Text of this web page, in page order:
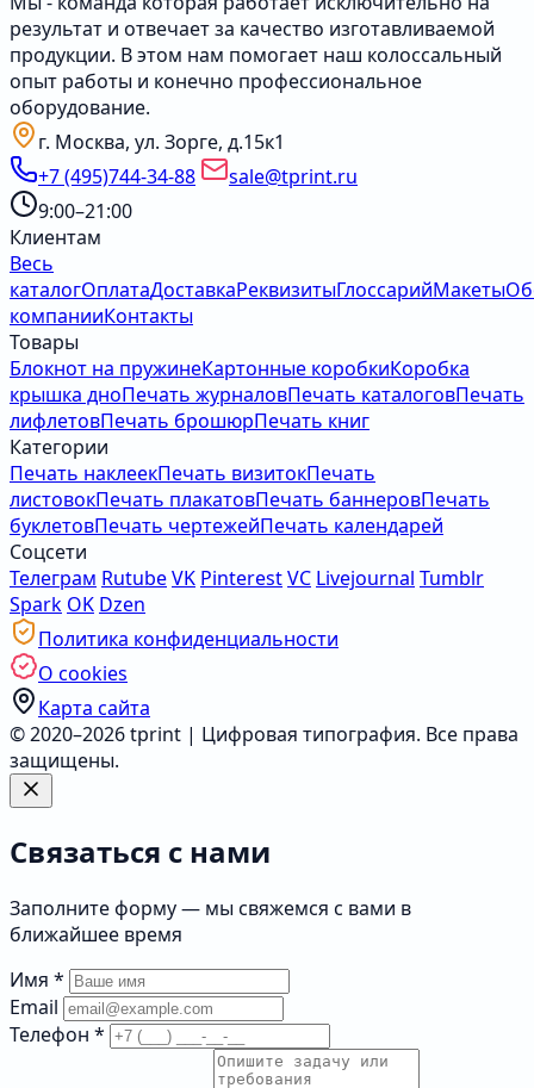
результат и отвечает за качество изготавливаемой
продукции. В этом нам помогает наш колоссальный
опыт работы и конечно профессиональное
оборудование.
г. Москва, ул. Зорге, д.15к1
+7 (495)744-34-88
sale@tprint.ru
9:00–21:00
Клиентам
Весь
каталогОплатаДоставкаРеквизитыГлоссарийМакеты
компанииКонтакты
Товары
Блокнот на пружинеКартонные коробкиКоробка
крышка дноПечать журналовПечать каталоговПечать
лифлетовПечать брошюрПечать книг
Категории
Печать наклеекПечать визитокПечать
листовокПечать плакатовПечать баннеровПечать
буклетовПечать чертежейПечать календарей
Соцсети
Телеграм RutubeVK PinterestVC Livejournal Tumblr
Spark OK Dzen
Политика конфиденциальности
О cookies
Карта сайта
© 2020–2026 tprint | Цифровая типография. Все права
защищены.
Связаться с нами
Заполните форму — мы свяжемся с вами в
ближайшее время
Имя *
Email
Телефон *